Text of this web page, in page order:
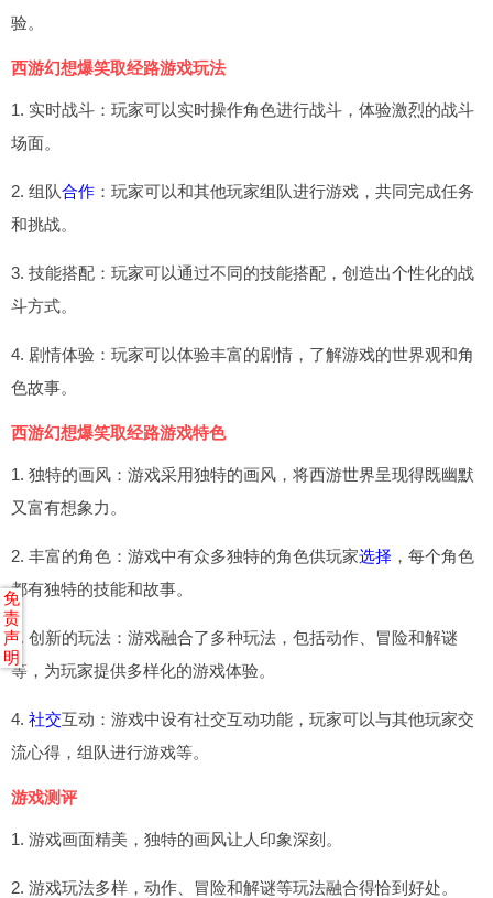
验。
西游幻想爆笑取经路游戏玩法
1. 实时战斗：玩家可以实时操作角色进行战斗，体验激烈的战斗
场面。
2. 组队合作 ：玩家可以和其他玩家组队进行游戏，共同完成任务
和挑战。
3. 技能搭配：玩家可以通过不同的技能搭配，创造出个性化的战
斗方式。
4. 剧情体验：玩家可以体验丰富的剧情，了解游戏的世界观和角
色故事。
西游幻想爆笑取经路游戏特色
1. 独特的画风：游戏采用独特的画风，将西游世界呈现得既幽默
又富有想象力。
2. 丰富的角色：游戏中有众多独特的角色供玩家选择 ，每个角色
都有独特的技能和故事。
3. 创新的玩法：游戏融合了多种玩法，包括动作、冒险和解谜
等，为玩家提供多样化的游戏体验。
4. 社交互动：游戏中设有社交互动功能，玩家可以与其他玩家交
流心得，组队进行游戏等。
游戏测评
1. 游戏画面精美，独特的画风让人印象深刻。
2. 游戏玩法多样，动作、冒险和解谜等玩法融合得恰到好处。
免
责
声
明